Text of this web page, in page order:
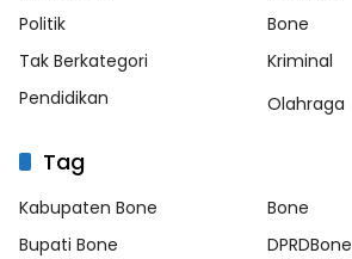
Politik
Bone
Tak Berkategori
Kriminal
Pendidikan
Olahraga
Tag
Kabupaten Bone
Bone
Bupati Bone
DPRDBone